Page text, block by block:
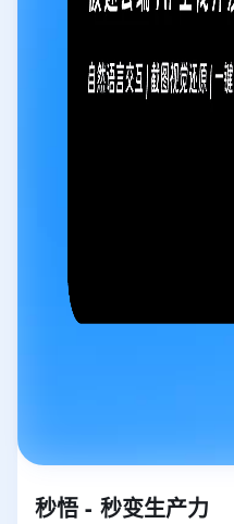
秒悟 - 秒变生产力